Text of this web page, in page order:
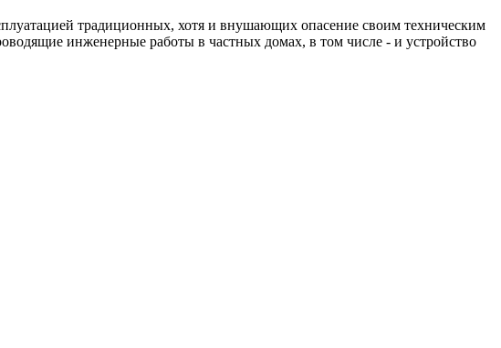
традиционных, хотя и внушающих опасение своим техническим
инженерные работы в частных домах, в том числе - и устройство